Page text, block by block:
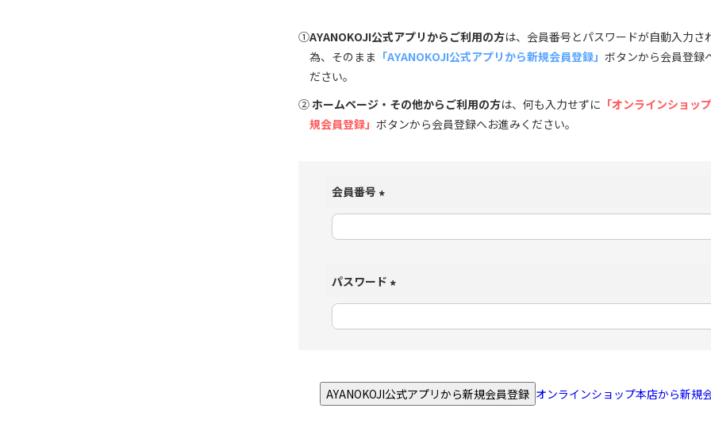
①AYANOKOJI公式アプリからご利用の方は、会員番号とパスワードが自動入力さ
為、そのまま 「AYANOKOJI公式アプリから新規会員登録」 ボタンから会員登録
ださい。
②ホームページ・その他からご利用の方は、何も入力せずに 「オンラインショッ
規会員登録」 ボタンから会員登録へお進みください。
会員番号
(
必
)
パスワード
(
必
AYANOKOJI公式アプリから新規会員登録 オンラインショップ本店から新規